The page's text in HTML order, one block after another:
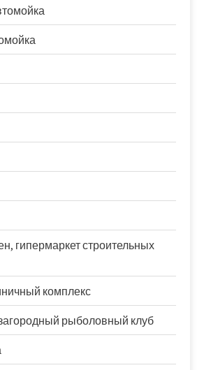
гипермаркет строительных
комплекс
рыболовный клуб